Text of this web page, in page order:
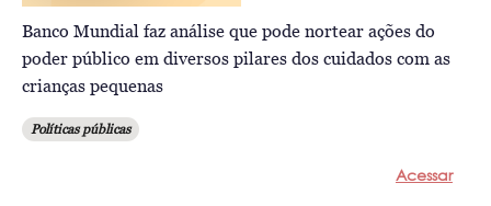
Banco Mundial faz análise que pode nortear ações do
poder público em diversos pilares dos cuidados com as
crianças pequenas
Políticas públicas
Acessar